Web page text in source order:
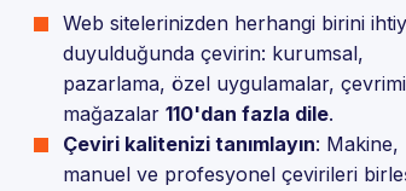
Web sitelerinizden herhangi birini
duyulduğunda çevirin: kurumsal,
pazarlama, özel uygulamalar,
mağazalar 110'dan fazla dile.
Çeviri kalitenizi tanımlayın: Makine,
manuel ve profesyonel çevirileri